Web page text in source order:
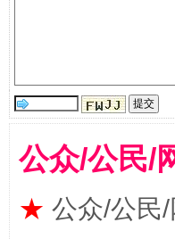
国家大学科技园优
公众/公民/
★ 公众/公民